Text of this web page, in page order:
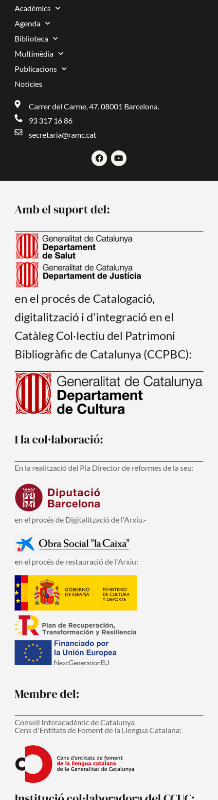
Acadèmics
Agenda
Biblioteca
Multimèdia
Publicacions
Noticies
Carrer del Carme, 47. 08001 Barcelona.
93 317 16 86
secretaria@ramc.cat
F
a
c
k
Y
o
u
Amb el suport del:
en el procés de Catalogació,
digitalització i d'integració en el
Catàleg Col·lectiu del Patrimoni
Bibliogràfic de Catalunya (CCPBC):
I la col·laboració:
En la realització del Pla Director de reformes de la seu:
en el procés de Digitalització de l'Arxiu.-
en el procés de restauració de l'Arxiu:
Membre del:
Consell Interacadèmic de Catalunya
Cens d'Entitats de Foment de la Llengua Catalana: